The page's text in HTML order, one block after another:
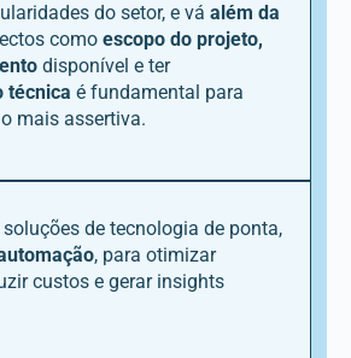
do setor, e vá além da
como escopo do projeto,
disponível e ter
técnica é fundamental para
mais assertiva.
de tecnologia de ponta,
, para otimizar
custos e gerar insights